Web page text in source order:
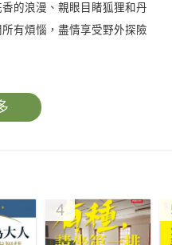
的浪漫、親眼目睹狐狸和丹
有煩惱，盡情享受野外探險
4